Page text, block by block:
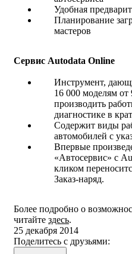
Удобная
Планирование
мастеров
Сервис Autodata Online
Инструмент,
16 000 моделям
производить
диагностике в
Содержит виды
автомобилей с
Впервые
«Автосервис» с
кликом
Заказ-наряд.
Более подробно о
читайте здесь.
25 декабря 2014
Поделитесь с друзьями: